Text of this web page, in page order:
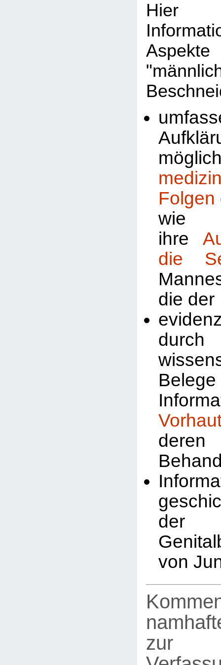
Hier
Folgen
ihre
die
die der
durch
deren
der
von
zur